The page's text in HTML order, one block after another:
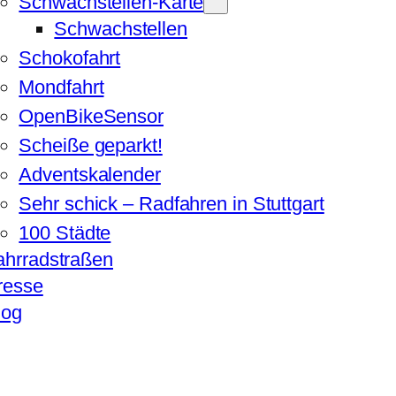
Schwachstellen
Schokofahrt
Mondfahrt
OpenBikeSensor
Scheiße geparkt!
Adventskalender
Sehr schick – Radfahren in Stuttgart
100 Städte